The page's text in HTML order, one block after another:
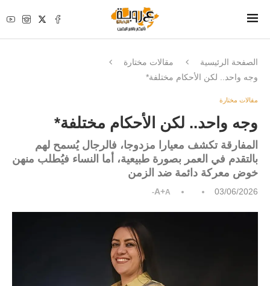
الصفحة الرئيسية
مقالات مختارة
وجه واحد.. لكن الأحكام مختلفة*
مقالات مختارة
وجه واحد.. لكن الأحكام مختلفة*
المفارقة تكشف معيارا مزدوجا، فالرجال يُسمح لهم
بالتقدم في العمر بصورة طبيعية، أما النساء فيُطلب منهن
خوض معركة دائمة ضد الزمن
03/06/2026
A+A-